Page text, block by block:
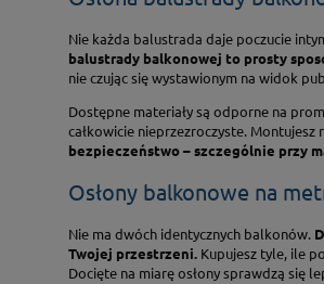
Nie każda balustrada daje poczucie
balustrady balkonowej to prosty
nie czując się wystawionym na widok
Dostępne materiały są odporne na
całkowicie nieprzezroczyste. Montujesz
bezpieczeństwo – szczególnie przy
Osłony balkonowe na
Nie ma dwóch identycznych balkonów.
Twojej przestrzeni. Kupujesz tyle, ile
Docięte na miarę osłony sprawdzą się